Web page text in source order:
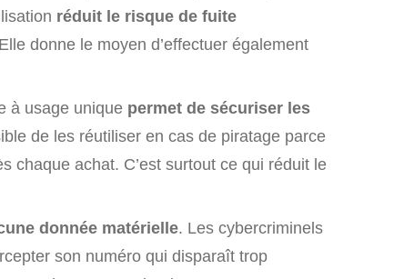
réduit le risque de fuite
donne le moyen d’effectuer également
à usage unique permet de sécuriser les
de les réutiliser en cas de piratage parce
chaque achat. C’est surtout ce qui réduit le
donnée matérielle. Les cybercriminels
son numéro qui disparaît trop